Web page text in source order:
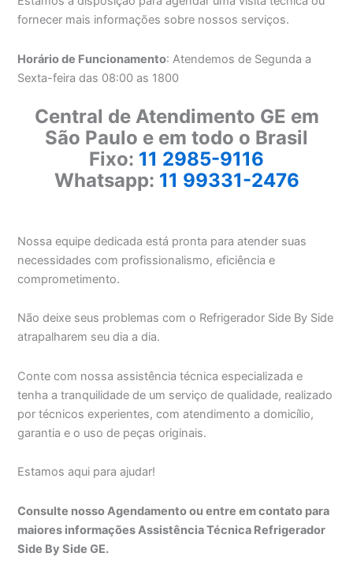
fornecer mais informações sobre nossos serviços.
Horário de Funcionamento: Atendemos de Segunda a
Sexta-feira das 08:00 as 1800
Central de Atendimento GE em
São Paulo e em todo o Brasil
Fixo: 11 2985-9116
Whatsapp: 11 99331-2476
Nossa equipe dedicada está pronta para atender suas
necessidades com profissionalismo, eficiência e
comprometimento.
Não deixe seus problemas com o Refrigerador Side By Side
atrapalharem seu dia a dia.
Conte com nossa assistência técnica especializada e
tenha a tranquilidade de um serviço de qualidade, realizado
por técnicos experientes, com atendimento a domicílio,
garantia e o uso de peças originais.
Estamos aqui para ajudar!
Consulte nosso Agendamento ou entre em contato para
maiores informações Assistência Técnica Refrigerador
Side By Side GE.